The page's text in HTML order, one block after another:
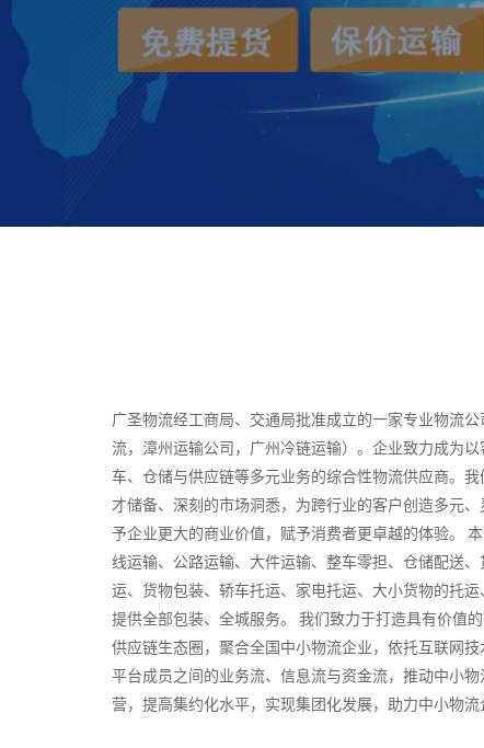
广圣物流经工商局、交通局批准成立的一家专业物流
流，漳州运输公司，广州冷链运输）。企业致力成为
车、仓储与供应链等多元业务的综合性物流供应商。
才储备、深刻的市场洞悉，为跨行业的客户创造多元
予企业更大的商业价值，赋予消费者更卓越的体验。
线运输、公路运输、大件运输、整车零担、仓储配送
运、货物包装、轿车托运、家电托运、大小货物的托
提供全部包装、全城服务。 我们致力于打造具有价值
供应链生态圈，聚合全国中小物流企业，依托互联网
平台成员之间的业务流、信息流与资金流，推动中小
营，提高集约化水平，实现集团化发展，助力中小物